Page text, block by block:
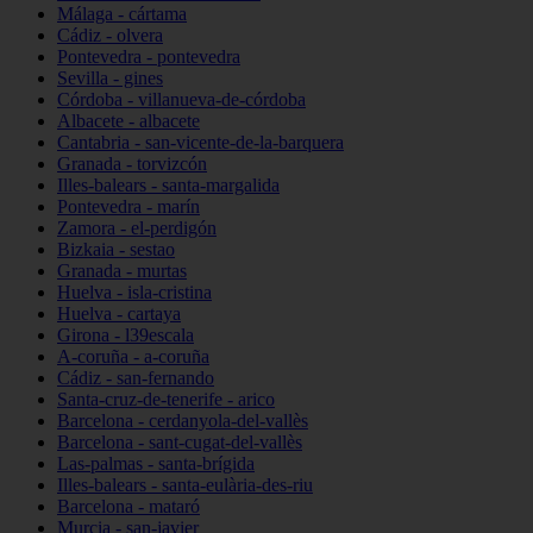
Málaga - cártama
Cádiz - olvera
Pontevedra - pontevedra
Sevilla - gines
Córdoba - villanueva-de-córdoba
Albacete - albacete
Cantabria - san-vicente-de-la-barquera
Granada - torvizcón
Illes-balears - santa-margalida
Pontevedra - marín
Zamora - el-perdigón
Bizkaia - sestao
Granada - murtas
Huelva - isla-cristina
Huelva - cartaya
Girona - l39escala
A-coruña - a-coruña
Cádiz - san-fernando
Santa-cruz-de-tenerife - arico
Barcelona - cerdanyola-del-vallès
Barcelona - sant-cugat-del-vallès
Las-palmas - santa-brígida
Illes-balears - santa-eulària-des-riu
Barcelona - mataró
Murcia - san-javier